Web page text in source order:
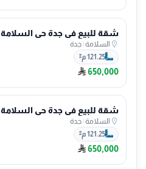
شقة للبيع في جدة حي السلامة
السلامة| جدة
121.25 م²
650,000
شقة للبيع في جدة حي السلامة
السلامة| جدة
121.25 م²
650,000